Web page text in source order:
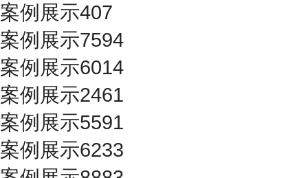
案例展示407
案例展示7594
案例展示6014
案例展示2461
案例展示5591
案例展示6233